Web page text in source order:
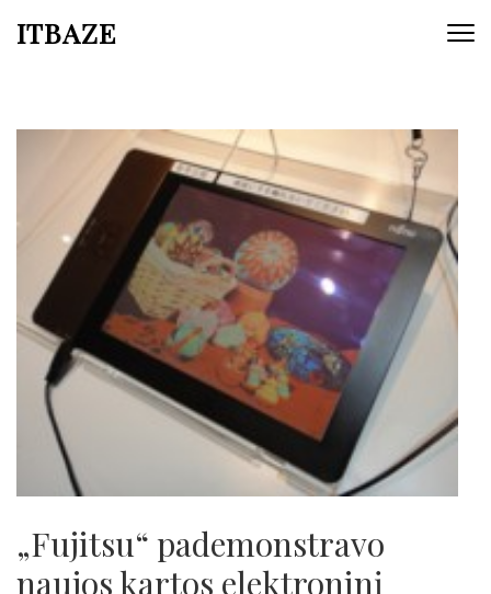
ITBAZE
„Fujitsu“ pademonstravo
naujos kartos elektroninį